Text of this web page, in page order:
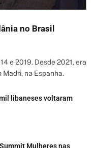
no Brasil
e 2019. Desde 2021, era
na Espanha.
libaneses voltaram
Mulheres nas